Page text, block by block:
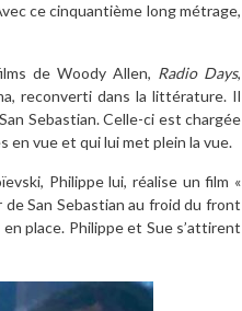
ce cinquantième long métrage,
de Woody Allen, Radio Days,
reconverti dans la littérature. Il
Sebastian. Celle-ci est chargée
en vue et qui lui met plein la vue.
Philippe lui, réalise un film «
San Sebastian au froid du front
place. Philippe et Sue s’attirent